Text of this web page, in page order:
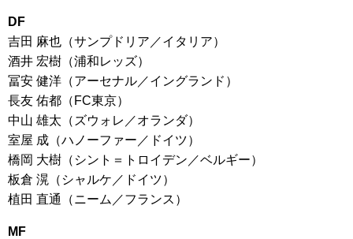
DF
吉田 麻也（サンプドリア／イタリア）
酒井 宏樹（浦和レッズ）
冨安 健洋（アーセナル／イングランド）
長友 佑都（FC東京）
中山 雄太（ズウォレ／オランダ）
室屋 成（ハノーファー／ドイツ）
橋岡 大樹（シント＝トロイデン／ベルギー）
板倉 滉（シャルケ／ドイツ）
植田 直通（ニーム／フランス）
MF